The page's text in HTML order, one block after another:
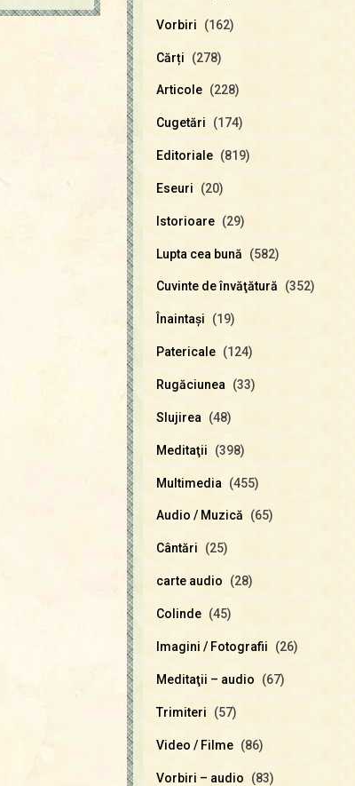
Vorbiri (162)
Cărți (278)
Articole (228)
Cugetări (174)
Editoriale (819)
Eseuri (20)
Istorioare (29)
Lupta cea bună (582)
Cuvinte de învăţătură (352)
Înaintaşi (19)
Patericale (124)
Rugăciunea (33)
Slujirea (48)
Meditaţii (398)
Multimedia (455)
Audio / Muzică (65)
Cântări (25)
carte audio (28)
Colinde (45)
Imagini / Fotografii (26)
Meditaţii – audio (67)
Trimiteri (57)
Video / Filme (86)
Vorbiri – audio (83)